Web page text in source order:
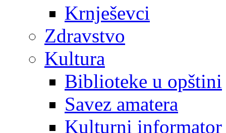
Krnješevci
Zdravstvo
Kultura
Biblioteke u opštini
Savez amatera
Kulturni informator